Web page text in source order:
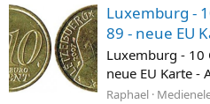
Luxemburg -
89 - neue EU
Luxemburg - 10
neue EU Karte -
Raphael